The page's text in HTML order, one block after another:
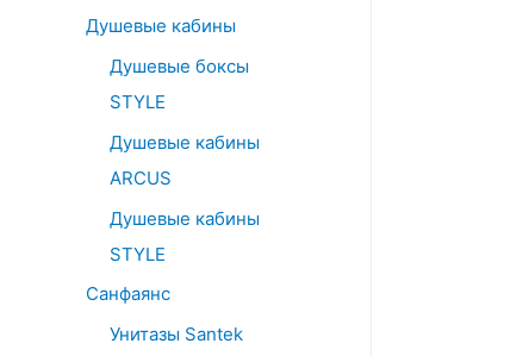
Душевые кабины
Душевые боксы
STYLE
Душевые кабины
ARCUS
Душевые кабины
STYLE
Санфаянс
Унитазы Santek